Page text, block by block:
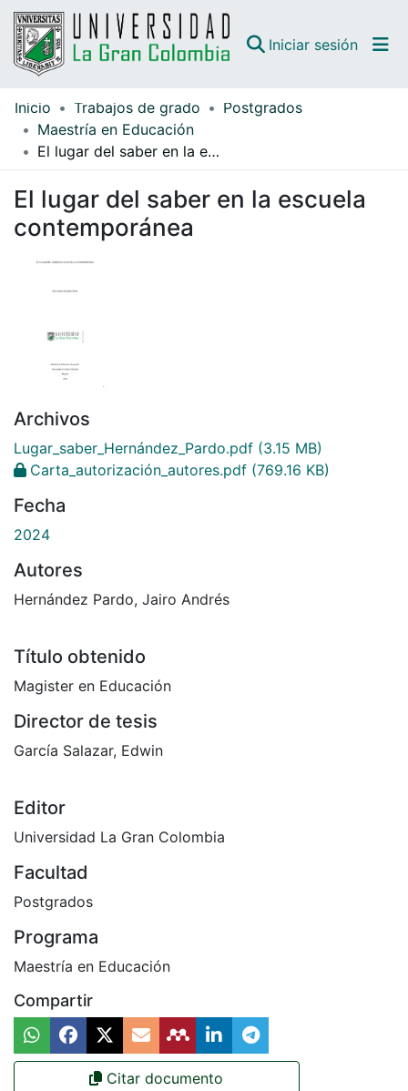
Iniciar sesión
Comunidades
Todo DSpace
Guías
Inicio Trabajos de grado
Postgrados
Maestría en Educación
El lugar del saber en la escuela contemporánea
El lugar del saber en la escuela
contemporánea
Archivos
Lugar_saber_Hernández_Pardo.pdf (3.15 MB)
Carta_autorización_autores.pdf (769.16 KB)
Fecha
2024
Autores
Hernández Pardo, Jairo Andrés
Título obtenido
Magister en Educación
Director de tesis
García Salazar, Edwin
Editor
Universidad La Gran Colombia
Facultad
Postgrados
Programa
Maestría en Educación
Compartir
Citar documento